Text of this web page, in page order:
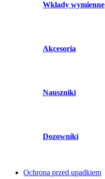
Wkłady wymienne
Akcesoria
Nauszniki
Dozowniki
Ochrona przed upadkiem